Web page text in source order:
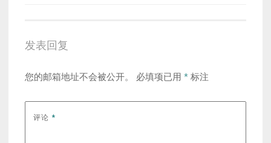
发表回复
您的邮箱地址不会被公开。 必填项已用 * 标注
评论 *